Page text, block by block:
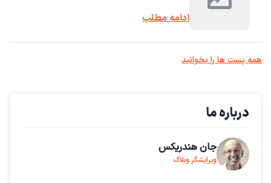
ادامه مطلب
همه پست ها را بخوانید
درباره ما
جان هندریکس
ویرایشگر وبلاگ